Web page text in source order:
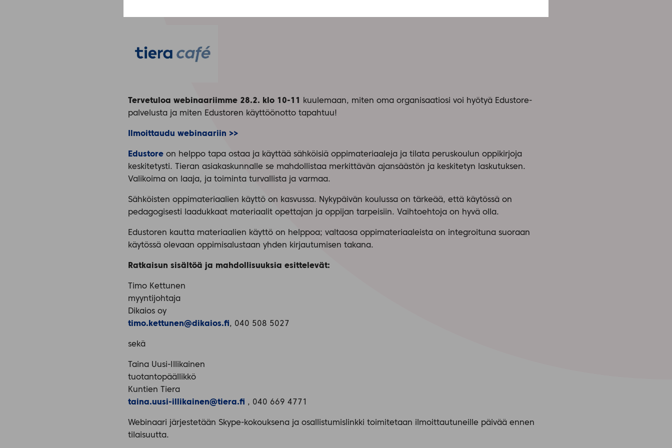
Tervetuloa webinaariimme 28.2. klo 10-11
kuulemaan, miten oma organisaatiosi voi hyötyä Edustore-
palvelusta ja miten Edustoren käyttöönotto tapahtuu!
Ilmoittaudu webinaariin >>
Edustore on helppo tapa ostaa ja käyttää sähköisiä oppimateriaaleja ja tilata peruskoulun oppikirjoja
keskitetysti. Tieran asiakaskunnalle se mahdollistaa merkittävän ajansäästön ja keskitetyn laskutuksen.
Valikoima on laaja, ja toiminta turvallista ja varmaa.
Sähköisten oppimateriaalien käyttö on kasvussa. Nykypäivän koulussa on tärkeää, että käytössä on
pedagogisesti laadukkaat materiaalit opettajan ja oppijan tarpeisiin. Vaihtoehtoja on hyvä olla.
Edustoren kautta materiaalien käyttö on helppoa; valtaosa oppimateriaaleista on integroituna suoraan
käytössä olevaan oppimisalustaan yhden kirjautumisen takana.
Ratkaisun sisältöä ja mahdollisuuksia esittelevät:
Timo Kettunen
myyntijohtaja
Dikaios oy
timo.kettunen@dikaios.fi, 040 508 5027
sekä
Taina Uusi-Illikainen
tuotantopäällikkö
Kuntien Tiera
taina.uusi-illikainen@tiera.fi , 040 669 4771
Webinaari järjestetään Skype-kokouksena ja osallistumislinkki toimitetaan ilmoittautuneille päivää ennen
tilaisuutta.